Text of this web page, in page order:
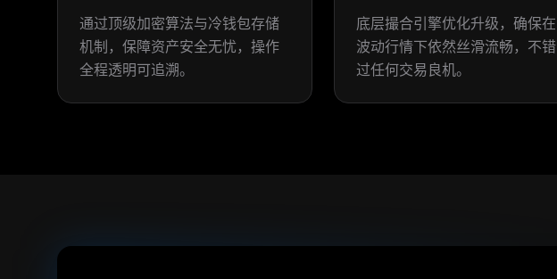
通过顶级加密算法与冷钱包存储
机制，保障资产安全无忧，操作
全程透明可追溯。
底层撮合引擎优化升级，确保在
波动行情下依然丝滑流畅，不错
过任何交易良机。